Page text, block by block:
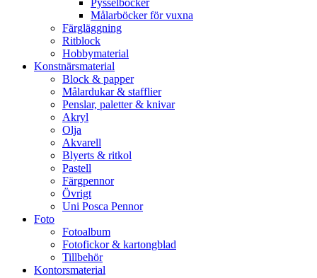
Pysselböcker
Målarböcker för vuxna
Färgläggning
Ritblock
Hobbymaterial
Konstnärsmaterial
Block & papper
Målardukar & stafflier
Penslar, paletter & knivar
Akryl
Olja
Akvarell
Blyerts & ritkol
Pastell
Färgpennor
Övrigt
Uni Posca Pennor
Foto
Fotoalbum
Fotofickor & kartongblad
Tillbehör
Kontorsmaterial